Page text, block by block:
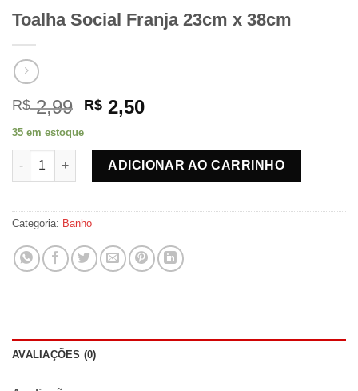
Toalha Social Franja 23cm x 38cm
R$2,99 O
original
era:
R$ 2,99.
R$ 2,50O
atual
é:
R$ 2,50.
35 em estoque
Toalha Social Franja 23cm x 38cm quantidade
ADICIONAR AO CARRINHO
Categoria: Banho
AVALIAÇÕES (0)